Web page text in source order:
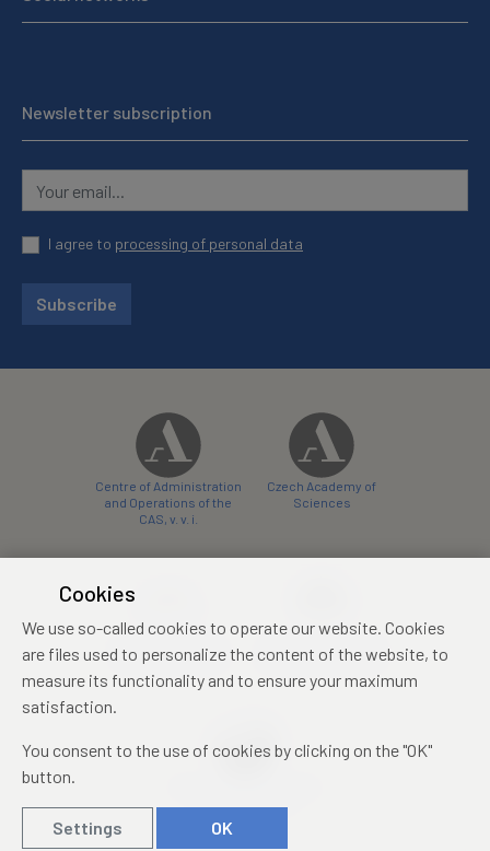
Newsletter subscription
I agree to processing of personal data
Subscribe
Centre of Administration
and Operations of the
CAS, v. v. i.
Czech Academy of
Sciences
conference centre
konferenční centrum
Cookies
We use so-called cookies to operate our website. Cookies
are files used to personalize the content of the website, to
measure its functionality and to ensure your maximum
satisfaction.
You consent to the use of cookies by clicking on the "OK"
button.
Settings OK